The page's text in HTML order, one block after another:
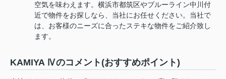
空気を味わえます。横浜市都筑区やブルーライン中川付
近で物件をお探しなら、当社にお任せください。当社で
は、お客様のニーズに合ったステキな物件をご紹介致し
ます。
KAMIYA Ⅳのコメント(おすすめポイント)